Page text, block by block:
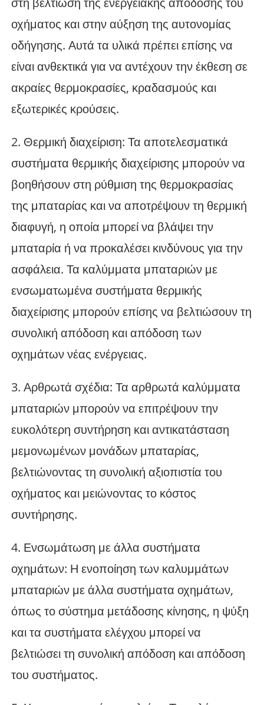
οχήματος και στην αύξηση της αυτονομίας
οδήγησης. Αυτά τα υλικά πρέπει επίσης να
είναι ανθεκτικά για να αντέχουν την έκθεση σε
ακραίες θερμοκρασίες, κραδασμούς και
εξωτερικές κρούσεις.
2. Θερμική διαχείριση: Τα αποτελεσματικά
συστήματα θερμικής διαχείρισης μπορούν να
βοηθήσουν στη ρύθμιση της θερμοκρασίας
της μπαταρίας και να αποτρέψουν τη θερμική
διαφυγή, η οποία μπορεί να βλάψει την
μπαταρία ή να προκαλέσει κινδύνους για την
ασφάλεια. Τα καλύμματα μπαταριών με
ενσωματωμένα συστήματα θερμικής
διαχείρισης μπορούν επίσης να βελτιώσουν τη
συνολική απόδοση και απόδοση των
οχημάτων νέας ενέργειας.
3. Αρθρωτά σχέδια: Τα αρθρωτά καλύμματα
μπαταριών μπορούν να επιτρέψουν την
ευκολότερη συντήρηση και αντικατάσταση
μεμονωμένων μονάδων μπαταρίας,
βελτιώνοντας τη συνολική αξιοπιστία του
οχήματος και μειώνοντας το κόστος
συντήρησης.
4. Ενσωμάτωση με άλλα συστήματα
οχημάτων: Η ενοποίηση των καλυμμάτων
μπαταριών με άλλα συστήματα οχημάτων,
όπως το σύστημα μετάδοσης κίνησης, η ψύξη
και τα συστήματα ελέγχου μπορεί να
βελτιώσει τη συνολική απόδοση και απόδοση
του συστήματος.